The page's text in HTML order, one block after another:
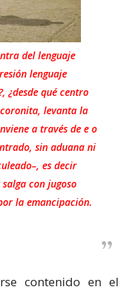
del lenguaje
lenguaje
¿desde qué centro
levanta la
a través de e o
sin aduana ni
es decir
con jugoso
la emancipación.
contenido en el